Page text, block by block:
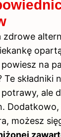
zdrowe
na
Te składniki
ale
Dodatkowo,
możesz